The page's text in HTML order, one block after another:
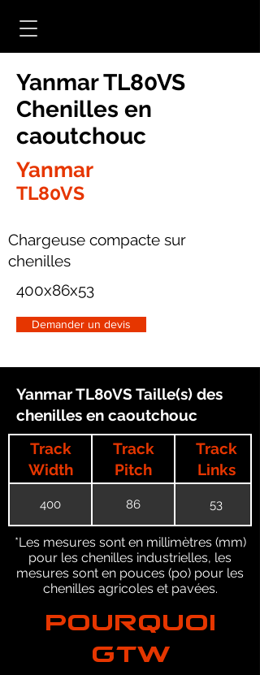
Yanmar TL80VS
Chenilles en
caoutchouc
Yanmar
TL80VS
Chargeuse compacte sur
chenilles
400x86x53
Demander un devis
Yanmar TL80VS Taille(s) des
chenilles en caoutchouc
Track
Width
Track
Pitch
Track
Links
400 86 53
*Les mesures sont en millimètres (mm)
pour les chenilles industrielles, les
mesures sont en pouces (po) pour les
chenilles agricoles et pavées.
POURQUOI
GTW